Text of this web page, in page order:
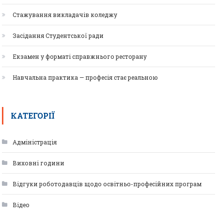
Стажування викладачів коледжу
Засідання Студентської ради
Екзамен у форматі справжнього ресторану
Навчальна практика — професія стає реальною
КАТЕГОРІЇ
Адміністрація
Виховні години
Відгуки роботодавців щодо освітньо-професійних програм
Відео